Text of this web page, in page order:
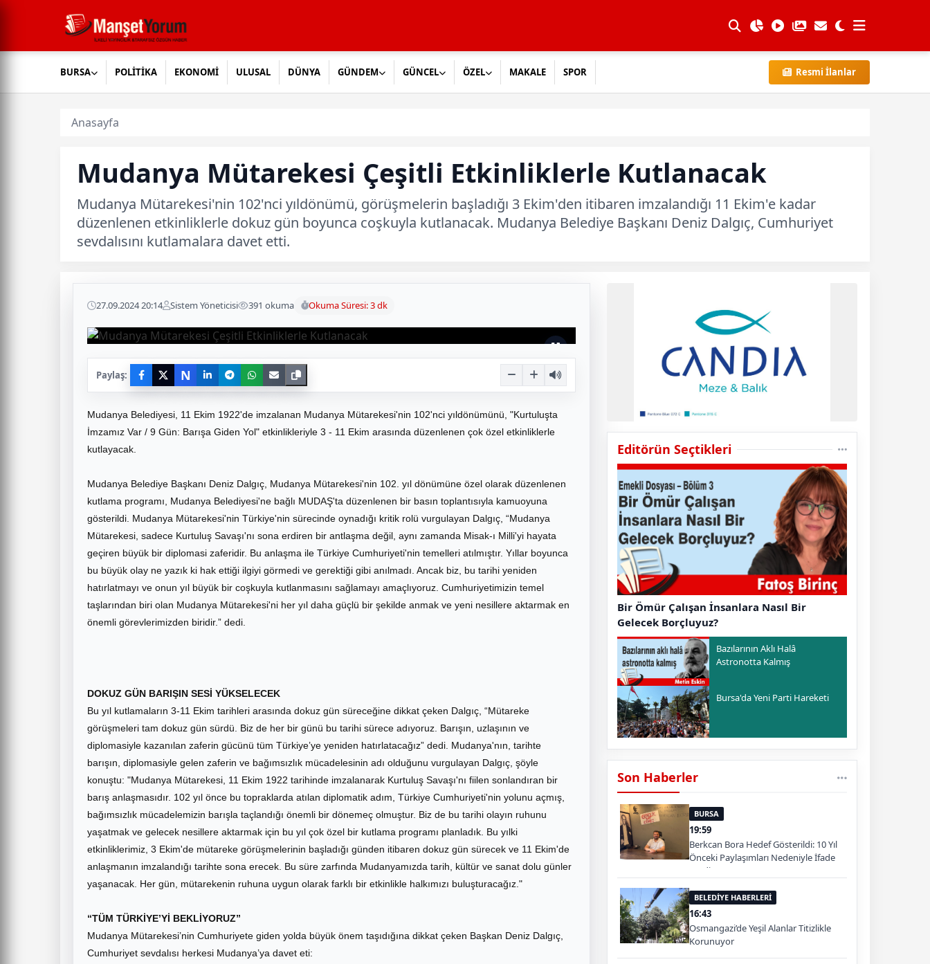
BURSA POLİTİKA EKONOMİ ULUSAL DÜNYA GÜNDEM GÜNCEL ÖZEL MAKALE SPOR Resmi İlanlar
Anasayfa
Mudanya Mütarekesi Çeşitli Etkinliklerle Kutlanacak
Mudanya Mütarekesi'nin 102'nci yıldönümü, görüşmelerin başladığı 3 Ekim'den itibaren imzalandığı 11 Ekim'e kadar
düzenlenen etkinliklerle dokuz gün boyunca coşkuyla kutlanacak. Mudanya Belediye Başkanı Deniz Dalgıç, Cumhuriyet
sevdalısını kutlamalara davet etti.
27.09.2024 20:14 Sistem Yöneticisi 391 okuma Okuma Süresi: 3 dk
Paylaş: N
Mudanya Belediyesi, 11 Ekim 1922'de imzalanan Mudanya Mütarekesi'nin 102'nci yıldönümünü, "Kurtuluşta
İmzamız Var / 9 Gün: Barışa Giden Yol" etkinlikleriyle 3 - 11 Ekim arasında düzenlenen çok özel etkinliklerle
kutlayacak.
Mudanya Belediye Başkanı Deniz Dalgıç, Mudanya Mütarekesi'nin 102. yıl dönümüne özel olarak düzenlenen
kutlama programı, Mudanya Belediyesi'ne bağlı MUDAŞ'ta düzenlenen bir basın toplantısıyla kamuoyuna
gösterildi. Mudanya Mütarekesi'nin Türkiye'nin sürecinde oynadığı kritik rolü vurgulayan Dalgıç, “Mudanya
Mütarekesi, sadece Kurtuluş Savaşı'nı sona erdiren bir antlaşma değil, aynı zamanda Misak-ı Milli'yi hayata
geçiren büyük bir diplomasi zaferidir. Bu anlaşma ile Türkiye Cumhuriyeti'nin temelleri atılmıştır. Yıllar boyunca
bu büyük olay ne yazık ki hak ettiği ilgiyi görmedi ve gerektiği gibi anılmadı. Ancak biz, bu tarihi yeniden
hatırlatmayı ve onun yıl büyük bir coşkuyla kutlanmasını sağlamayı amaçlıyoruz. Cumhuriyetimizin temel
taşlarından biri olan Mudanya Mütarekesi'ni her yıl daha güçlü bir şekilde anmak ve yeni nesillere aktarmak en
önemli görevlerimizden biridir.” dedi.
DOKUZ GÜN BARIŞIN SESİ YÜKSELECEK
Bu yıl kutlamaların 3-11 Ekim tarihleri arasında dokuz gün süreceğine dikkat çeken Dalgıç, “Mütareke
görüşmeleri tam dokuz gün sürdü. Biz de her bir günü bu tarihi sürece adıyoruz. Barışın, uzlaşının ve
diplomasiyle kazanılan zaferin gücünü tüm Türkiye’ye yeniden hatırlatacağız” dedi. Mudanya'nın, tarihte
barışın, diplomasiyle gelen zaferin ve bağımsızlık mücadelesinin adı olduğunu vurgulayan Dalgıç, şöyle
konuştu: "Mudanya Mütarekesi, 11 Ekim 1922 tarihinde imzalanarak Kurtuluş Savaşı'nı fiilen sonlandıran bir
barış anlaşmasıdır. 102 yıl önce bu topraklarda atılan diplomatik adım, Türkiye Cumhuriyeti'nin yolunu açmış,
bağımsızlık mücadelemizin barışla taçlandığı önemli bir dönemeç olmuştur. Biz de bu tarihi olayın ruhunu
yaşatmak ve gelecek nesillere aktarmak için bu yıl çok özel bir kutlama programı planladık. Bu yılki
etkinliklerimiz, 3 Ekim'de mütareke görüşmelerinin başladığı günden itibaren dokuz gün sürecek ve 11 Ekim'de
anlaşmanın imzalandığı tarihte sona erecek. Bu süre zarfında Mudanyamızda tarih, kültür ve sanat dolu günler
yaşanacak. Her gün, mütarekenin ruhuna uygun olarak farklı bir etkinlikle halkımızı buluşturacağız."
“TÜM TÜRKİYE’Yİ BEKLİYORUZ”
Mudanya Mütarekesi’nin Cumhuriyete giden yolda büyük önem taşıdığına dikkat çeken Başkan Deniz Dalgıç,
Cumhuriyet sevdalısı herkesi Mudanya’ya davet eti:
Editörün Seçtikleri
Bir Ömür Çalışan İnsanlara Nasıl Bir
Gelecek Borçluyuz?
Bazılarının Aklı Halâ
Astronotta Kalmış
Bursa'da Yeni Parti Hareketi
Son Haberler
BURSA
19:59
Berkcan Bora Hedef Gösterildi: 10 Yıl
Önceki Paylaşımları Nedeniyle İfade
Verdi
BELEDİYE HABERLERİ
16:43
Osmangazi’de Yeşil Alanlar Titizlikle
Korunuyor